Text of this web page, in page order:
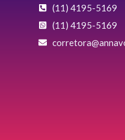
(11) 4195-5169
(11) 4195-5169